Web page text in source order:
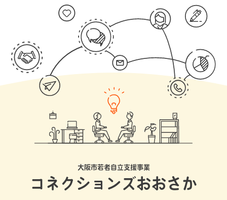
大阪市若者自立支援事業
コネクションズおおさか